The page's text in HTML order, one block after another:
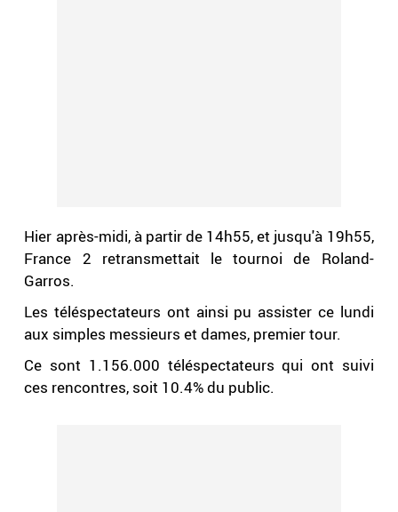
Hier après-midi, à partir de 14h55, et jusqu'à 19h55,
France 2 retransmettait le tournoi de Roland-
Garros.
Les téléspectateurs ont ainsi pu assister ce lundi
aux simples messieurs et dames, premier tour.
Ce sont 1.156.000 téléspectateurs qui ont suivi
ces rencontres, soit 10.4% du public.